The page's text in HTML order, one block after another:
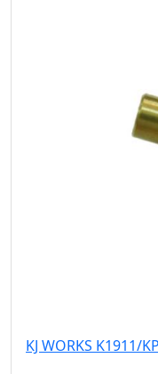
KJ WORKS K1911/